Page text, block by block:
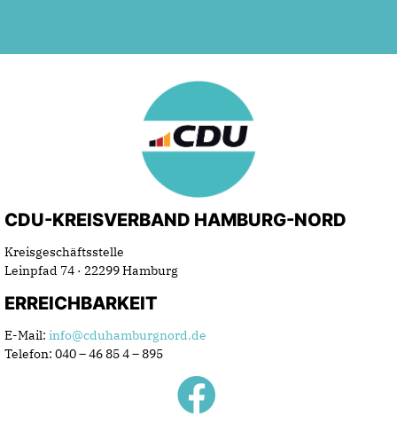
CDU-KREISVERBAND HAMBURG-NORD
Kreisgeschäftsstelle
Leinpfad 74 · 22299 Hamburg
ERREICHBARKEIT
E-Mail: info@cduhamburgnord.de
Telefon: 040 – 46 85 4 – 895